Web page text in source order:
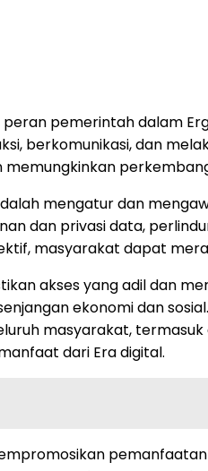
peran pemerintah dalam
berkomunikasi, dan
mengatur dan
dan privasi data,
masyarakat dapat
akses yang adil dan
ekonomi dan
masyarakat,
dari Era digital.